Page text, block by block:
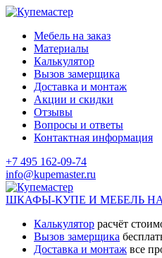
Мебель на заказ
Материалы
Калькулятор
Вызов замерщика
Доставка и монтаж
Акции и скидки
Отзывы
Вопросы и ответы
Контактная информация
+7 495 162-09-74
info@kupemaster.ru
ШКАФЫ-КУПЕ И МЕБЕЛЬ
Калькулятор расчёт
Вызов замерщика
Доставка и монтаж все